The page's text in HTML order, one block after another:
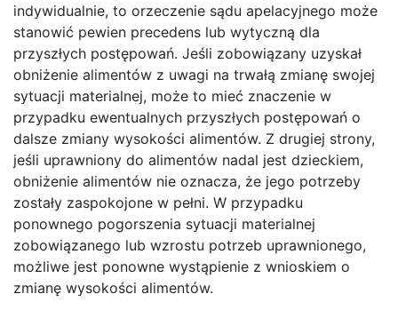
indywidualnie, to orzeczenie sądu apelacyjnego może
stanowić pewien precedens lub wytyczną dla
przyszłych postępowań. Jeśli zobowiązany uzyskał
obniżenie alimentów z uwagi na trwałą zmianę swojej
sytuacji materialnej, może to mieć znaczenie w
przypadku ewentualnych przyszłych postępowań o
dalsze zmiany wysokości alimentów. Z drugiej strony,
jeśli uprawniony do alimentów nadal jest dzieckiem,
obniżenie alimentów nie oznacza, że jego potrzeby
zostały zaspokojone w pełni. W przypadku
ponownego pogorszenia sytuacji materialnej
zobowiązanego lub wzrostu potrzeb uprawnionego,
możliwe jest ponowne wystąpienie z wnioskiem o
zmianę wysokości alimentów.